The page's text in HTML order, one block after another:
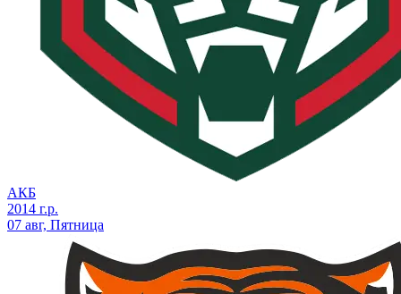
АКБ
2014 г.р.
07 авг, Пятница